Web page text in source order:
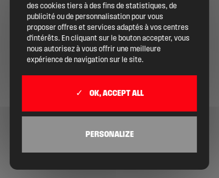
des cookies tiers à des fins de statistiques, de
publicité ou de personnalisation pour vous
proposer offres et services adaptés à vos centres
d'intérêts. En cliquant sur le bouton accepter, vous
nous autorisez à vous offrir une meilleure
expérience de navigation sur le site.
OK, ACCEPT ALL
PERSONALIZE